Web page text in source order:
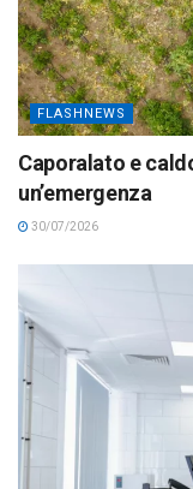
FLASHNEWS
Caporalato e
un’emergenza
30/07/2026